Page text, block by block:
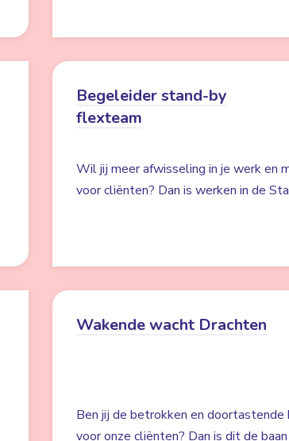
Begeleider stand-by
flexteam
Wil jij meer afwisseling in je werk en
voor cliënten? Dan is werken in de
Wakende wacht Drachten
Ben jij de betrokken en
voor onze cliënten? Dan is dit de